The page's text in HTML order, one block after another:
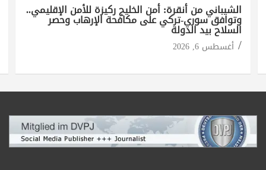
الشيباني من أنقرة: أمن الخليج ركيزة للأمن الإقليمي..
وتوافق سوري-تركي على مكافحة الإرهاب وحصر
السلاح بيد الدولة
أغسطس 6, 2026